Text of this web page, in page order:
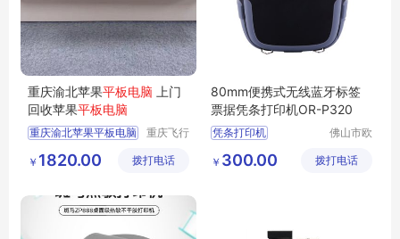
重庆渝北苹果平板电脑 上门
回收苹果平板电脑
重庆渝北苹果平板电脑
重庆飞行
限公司
￥ 1820.00 拨打电话
80mm便携式无线蓝牙标签
票据凭条打印机OR-P320
凭条打印机
热敏打印机
佛山市欧
技有限公
￥ 300.00 拨打电话